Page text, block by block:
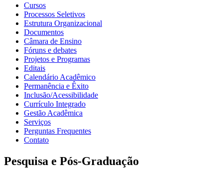
Cursos
Processos Seletivos
Estrutura Organizacional
Documentos
Câmara de Ensino
Fóruns e debates
Projetos e Programas
Editais
Calendário Acadêmico
Permanência e Êxito
Inclusão/Acessibilidade
Currículo Integrado
Gestão Acadêmica
Serviços
Perguntas Frequentes
Contato
Pesquisa e Pós-Graduação